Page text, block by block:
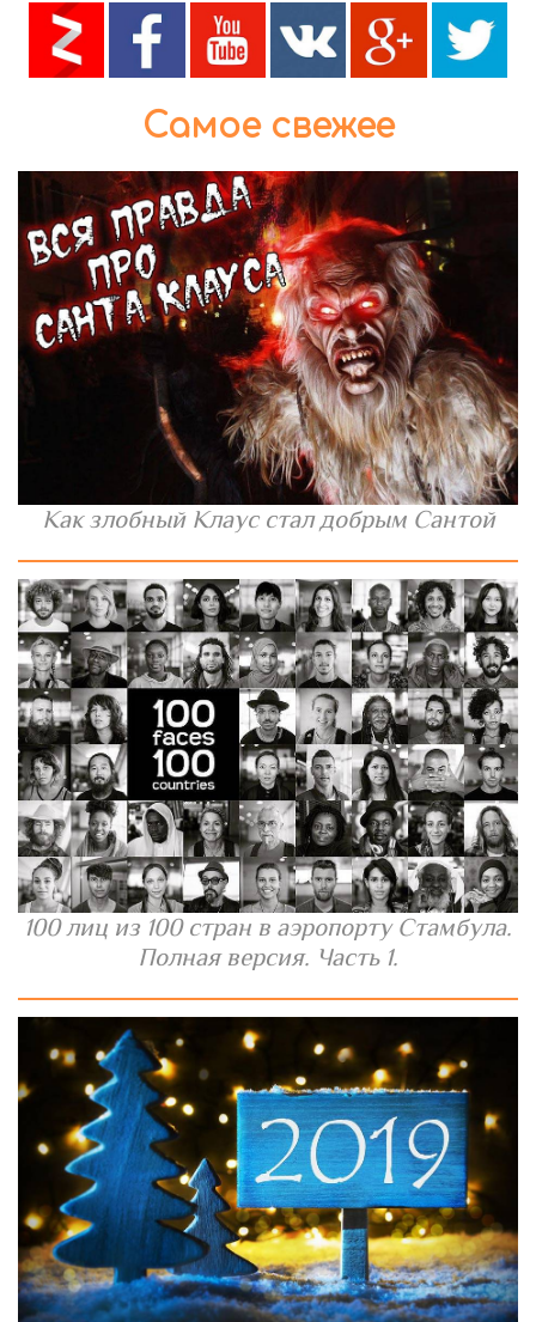
Самое свежее
Как злобный Клаус стал добрым Сантой
100 лиц из 100 стран в аэропорту Стамбула.
Полная версия. Часть 1.